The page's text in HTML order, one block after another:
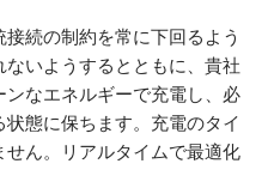
続の制約を常に下回るよう
いようするとともに、貴社
なエネルギーで充電し、必
態に保ちます。充電のタイ
ん。リアルタイムで最適化